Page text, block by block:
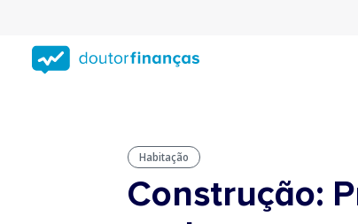
conteúdo
principal
Habitação
Construção: